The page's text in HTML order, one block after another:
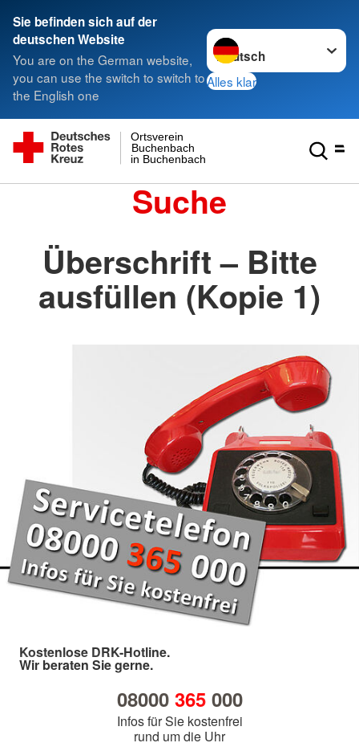
Sie befinden sich auf der
deutschen Website
You are on the German website,
you can use the switch to switch to
the English one
Sprache wechseln zu
Alles klar
in Buchenbach
Buchenbach
Ortsverein
Suche
Überschrift – Bitte
ausfüllen (Kopie 1)
Kostenlose DRK-Hotline.
Wir beraten Sie gerne.
08000 365000
Infos für Sie kostenfrei
rund um die Uhr